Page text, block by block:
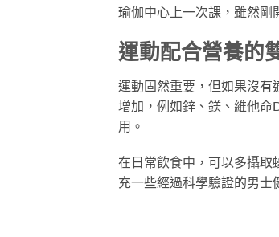
瑜伽中心上一次課，雖然剛
運動配合營養的
運動固然重要，但如果沒有
增加，例如鋅、鎂、維他
用。
在日常飲食中，可以多攝取
充一些經過科學驗證的男士